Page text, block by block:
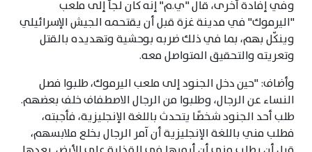
وفي إفادة أخرى، قال "ي.م" إنه كان لجأ إلى ملعب
"اليرموك" في مدينة غزة قبل أن يقتحمه الجيش الإسرائيلي
وينكّل بهم، بما في ذلك ضربه بوحشية وتهديده بالقتل
وتعريته والتحقيق المتواصل معه.
وأضاف: "حين دخل الجنود إلى ملعب اليرموك، طلبوا فصل
النساء عن الرجال، وطلبوا من الرجال الاصطفاف خلف بعضهم.
طلب أحد الجنود شخصًا يتحدث باللغة الإنجليزية، فأجبته،
فطلب مني باللغة الإنجليزية أن آمر الرجال بخلع ملابسهم،